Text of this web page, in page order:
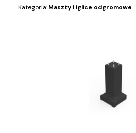
Kategoria:Maszty i iglice odgromowe